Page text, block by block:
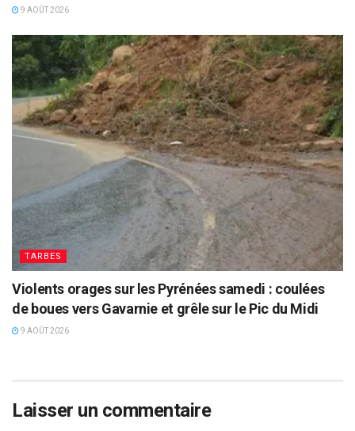
9 AOÛT 2026
TARBES
Violents orages sur les Pyrénées samedi : coulées
de boues vers Gavarnie et grêle sur le Pic du Midi
9 AOÛT 2026
Laisser un commentaire